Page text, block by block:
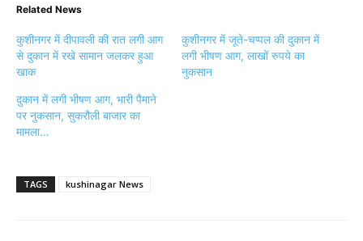
Related News
कुशीनगर में दीपावली की रात लगी आग
से दुकान में रखे सामान जलकर हुआ
खाक
कुशीनगर में जूते-चप्पल की दुकान में
लगी भीषण आग, लाखों रुपये का
नुकसान
दुकान में लगी भीषण आग, भारी पैमाने
पर नुकसान, सुकरौली बाजार का
मामला…
TAGS kushinagar News